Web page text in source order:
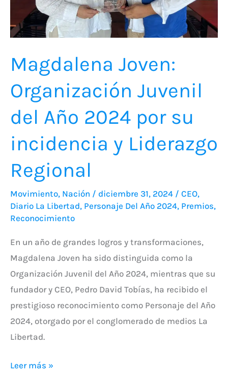
Magdalena Joven:
Organización Juvenil
del Año 2024 por su
incidencia y Liderazgo
Regional
Movimiento, Nación / diciembre 31, 2024 / CEO,
Diario La Libertad, Personaje Del Año 2024, Premios,
Reconocimiento
En un año de grandes logros y transformaciones,
Magdalena Joven ha sido distinguida como la
Organización Juvenil del Año 2024, mientras que su
fundador y CEO, Pedro David Tobías, ha recibido el
prestigioso reconocimiento como Personaje del Año
2024, otorgado por el conglomerado de medios La
Libertad.
incidencia
Liderazgo
Regional
Leer más »